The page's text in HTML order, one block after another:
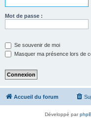
Mot de passe :
Se souvenir de moi
Masquer ma présence lors de
Accueil du forum
Développé par